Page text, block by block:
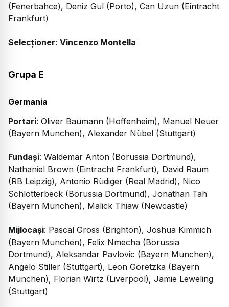
(Fenerbahce), Deniz Gul (Porto), Can Uzun (Eintracht
Frankfurt)
Selecționer: Vincenzo Montella
Grupa E
Germania
Portari: Oliver Baumann (Hoffenheim), Manuel Neuer
(Bayern Munchen), Alexander Nübel (Stuttgart)
Fundași: Waldemar Anton (Borussia Dortmund),
Nathaniel Brown (Eintracht Frankfurt), David Raum
(RB Leipzig), Antonio Rüdiger (Real Madrid), Nico
Schlotterbeck (Borussia Dortmund), Jonathan Tah
(Bayern Munchen), Malick Thiaw (Newcastle)
Mijlocași: Pascal Gross (Brighton), Joshua Kimmich
(Bayern Munchen), Felix Nmecha (Borussia
Dortmund), Aleksandar Pavlovic (Bayern Munchen),
Angelo Stiller (Stuttgart), Leon Goretzka (Bayern
Munchen), Florian Wirtz (Liverpool), Jamie Leweling
(Stuttgart)